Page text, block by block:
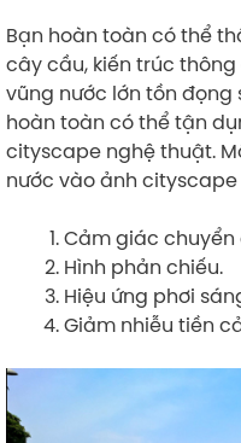
Bạn hoàn toàn có thể
cây cầu, kiến trúc
vũng nước lớn tồn đọng
hoàn toàn có thể tận
cityscape nghệ thuật.
nước vào ảnh cityscape
Cảm giác
Hình phản chiếu.
Hiệu ứng phơi
Giảm nhiễu tiền